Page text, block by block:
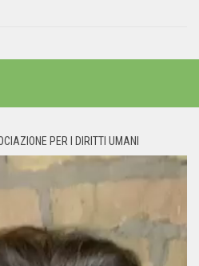
PER I DIRITTI UMANI